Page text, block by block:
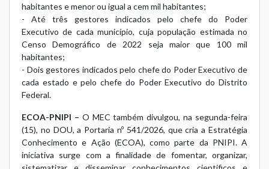
habitantes e menor ou igual a cem mil habitantes;
- Até três gestores indicados pelo chefe do Poder
Executivo de cada município, cuja população estimada no
Censo Demográfico de 2022 seja maior que 100 mil
habitantes;
- Dois gestores indicados pelo chefe do Poder Executivo de
cada estado e pelo chefe do Poder Executivo do Distrito
Federal.
ECOA-PNIPI – O MEC também divulgou, na segunda-feira
(15), no DOU, a Portaria nº 541/2026, que cria a Estratégia
Conhecimento e Ação (ECOA), como parte da PNIPI. A
iniciativa surge com a finalidade de fomentar, organizar,